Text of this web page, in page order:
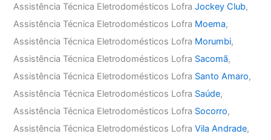
Assistência Técnica Eletrodomésticos LofraJockey Club,
Assistência Técnica Eletrodomésticos Lofra Moema,
Assistência Técnica Eletrodomésticos Lofra Morumbi,
Assistência Técnica Eletrodomésticos Lofra Sacomã,
Assistência Técnica Eletrodomésticos Lofra Santo Amaro,
Assistência Técnica Eletrodomésticos Lofra Saúde,
Assistência Técnica Eletrodomésticos Lofra Socorro,
Assistência Técnica Eletrodomésticos LofraVila Andrade,